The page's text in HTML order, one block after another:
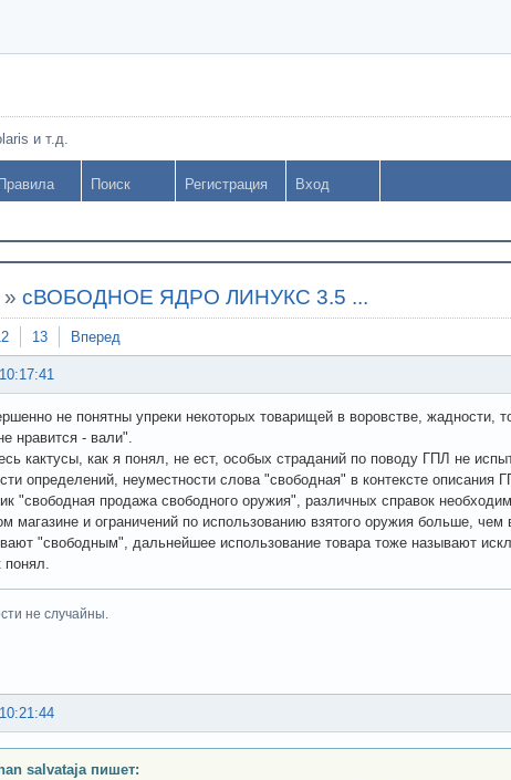
и т.д.
Правила Поиск Регистрация Вход
»сВОБОДНОЕ ЯДРО ЛИНУКС 3.5 ...
13 Вперед
не понятны упреки некоторых товарищей в воровстве, жадности,
нравится - вали".
кактусы, как я понял, не ест, особых страданий по поводу ГПЛ не
определений, неуместности слова "свободная" в контексте
"свободная продажа свободного оружия", различных справок
магазине и ограничений по использованию взятого оружия больше,
"свободным", дальнейшее использование товара тоже называют
понял.
не случайны.
salvataja пишет: